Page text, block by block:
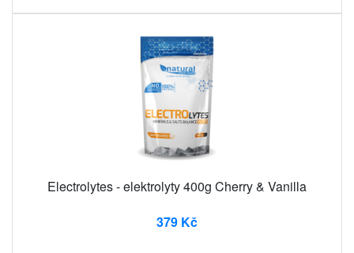
Electrolytes - elektrolyty 400g Cherry & Vanilla
379 Kč